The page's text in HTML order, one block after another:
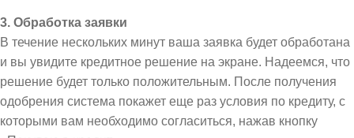
3. Обработка заявки
В течение нескольких минут ваша заявка будет обработана
и вы увидите кредитное решение на экране. Надеемся, что
решение будет только положительным. После получения
одобрения система покажет еще раз условия по кредиту, с
которыми вам необходимо согласиться, нажав кнопку